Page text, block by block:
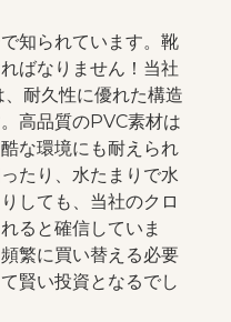
知られています。靴
ばなりません！当社
耐久性に優れた構造
高品質のPVC素材は
な環境にも耐えられ
たり、水たまりで水
しても、当社のクロ
ると確信していま
繁に買い替える必要
賢い投資となるでし